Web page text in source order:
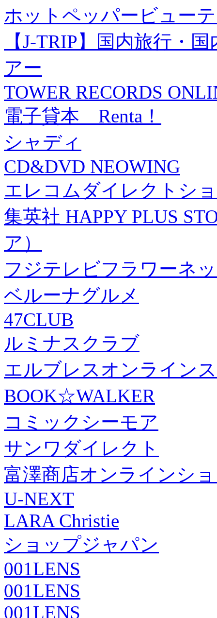
ホットペッパービュー
【J-TRIP】国内旅行・
アー
TOWER RECORDS
電子貸本 Renta！
シャディ
CD&DVD NEOWING
エレコムダイレクトシ
集英社 HAPPY PLUS
ア）
フジテレビフラワーネ
ベルーナグルメ
47CLUB
ルミナスクラブ
エルブレスオンライン
BOOK☆WALKER
コミックシーモア
サンワダイレクト
富澤商店オンラインシ
U-NEXT
LARA Christie
ショップジャパン
001LENS
001LENS
001LENS